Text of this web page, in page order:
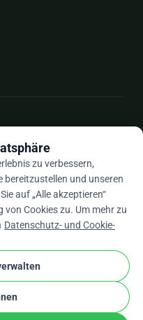
Bewertungen
und Cookies
zu verbessern,
bereitzustellen und unseren
auf „Alle akzeptieren“
von Cookies zu. Um mehr zu
Datenschutz- und Cookie-